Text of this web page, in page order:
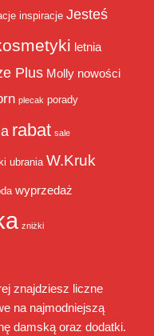
inspiracje Jesteś
letnia
Plus Molly nowości
plecak porady
rabat sale
ubrania W.Kruk
wyprzedaż
zniżki
znajdziesz liczne
na najmodniejszą
damską oraz dodatki.